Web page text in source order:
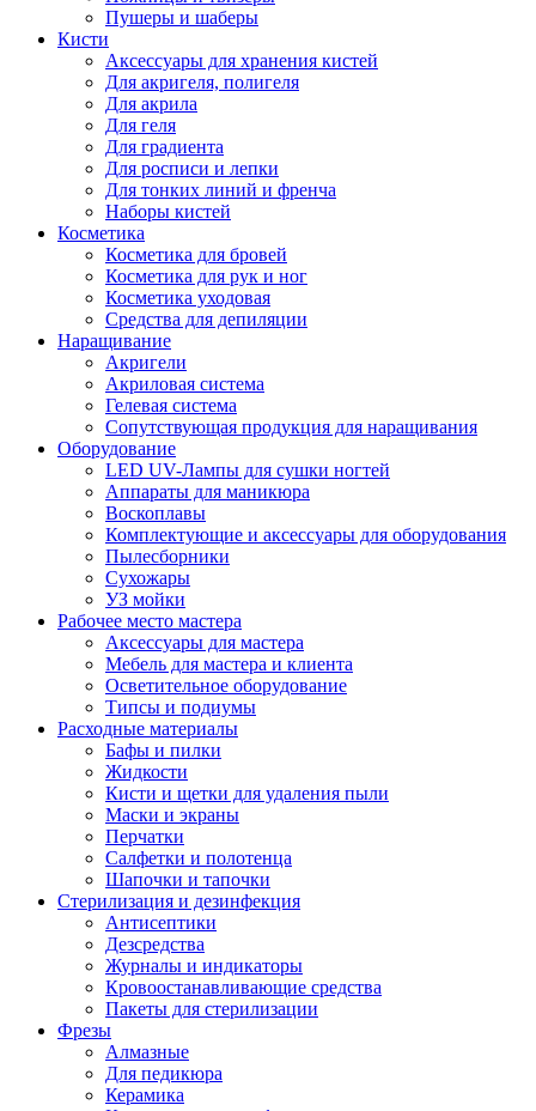
Пушеры и шаберы
Кисти
Аксессуары для хранения кистей
Для акригеля, полигеля
Для акрила
Для геля
Для градиента
Для росписи и лепки
Для тонких линий и френча
Наборы кистей
Косметика
Косметика для бровей
Косметика для рук и ног
Косметика уходовая
Средства для депиляции
Наращивание
Акригели
Акриловая система
Гелевая система
Сопутствующая продукция для наращивания
Оборудование
LED UV-Лампы для сушки ногтей
Аппараты для маникюра
Воскоплавы
Комплектующие и аксессуары для оборудования
Пылесборники
Сухожары
УЗ мойки
Рабочее место мастера
Аксессуары для мастера
Мебель для мастера и клиента
Осветительное оборудование
Типсы и подиумы
Расходные материалы
Бафы и пилки
Жидкости
Кисти и щетки для удаления пыли
Маски и экраны
Перчатки
Салфетки и полотенца
Шапочки и тапочки
Стерилизация и дезинфекция
Антисептики
Дезсредства
Журналы и индикаторы
Кровоостанавливающие средства
Пакеты для стерилизации
Фрезы
Алмазные
Для педикюра
Керамика